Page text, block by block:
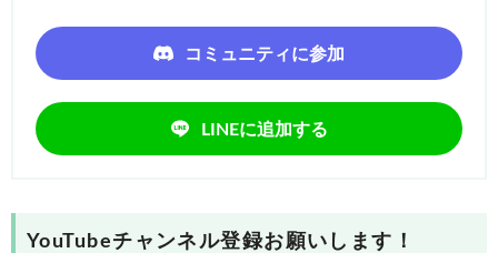
コミュニティに参加
LINEに追加する
YouTubeチャンネル登録お願いします！